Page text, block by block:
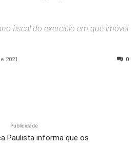
fiscal do exercício em que imóvel
2021 0
Publicidade
Paulista informa que os